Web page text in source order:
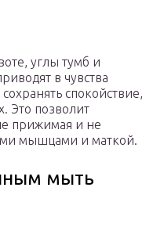
углы тумб и
в чувства
спокойствие,
Это позволит
прижимая и не
мышцами и маткой.
мыть